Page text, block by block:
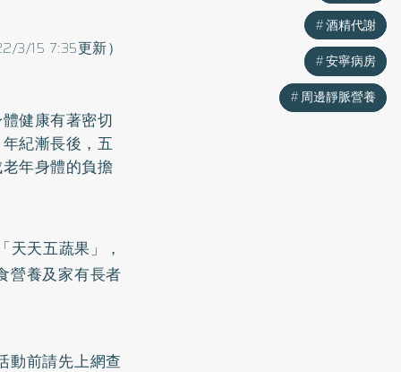
3/15 7:35更新）
健康有著密切
紀漸長後，五
年身體的負擔
天五蔬果」，
營養及家有長者
動前請先上網查
酒精代謝
安寧病房
周邊靜脈營養
酒精代謝
安寧病房
周邊靜脈營養